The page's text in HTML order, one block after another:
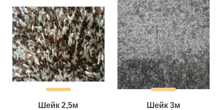
Шейк 2,5м Шейк 3м